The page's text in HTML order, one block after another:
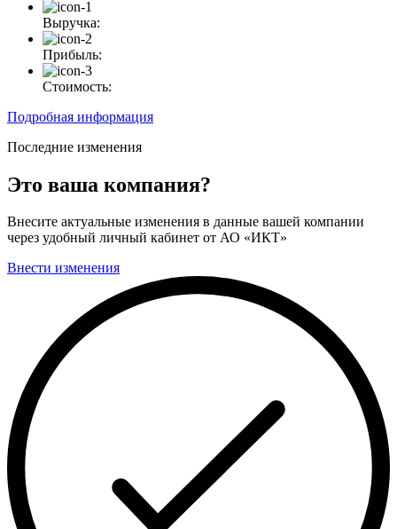
Выручка:
Прибыль:
Стоимость:
Подробная информация
Последние изменения
Это ваша компания?
Внесите актуальные изменения в данные вашей компании
через удобный личный кабинет от АО «ИКТ»
Внести изменения